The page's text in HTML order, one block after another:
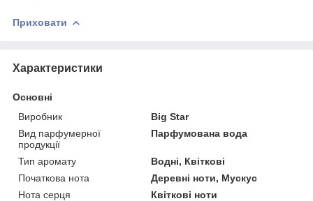
Приховати
Характеристики
Основні
Виробник
Big Star
Вид парфумерної
продукції
Парфумована вода
Тип аромату
Водні, Квіткові
Початкова нота
Деревні ноти, Мускус
Нота серця
Квіткові ноти